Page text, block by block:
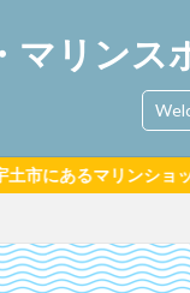
リンスポ
ップBLOOMGO「ブ